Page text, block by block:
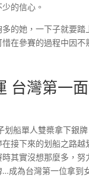
的信心。
的她，一下子就要
在參賽的過程中因
台灣第一
划船單人雙槳拿下銀牌
接下來的划船之路
其實沒想那麼多，
成為台灣第一位拿